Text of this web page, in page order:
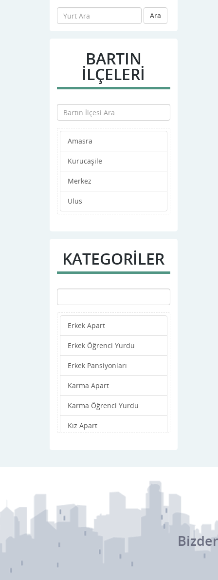
Ara
BARTIN
İLÇELERİ
Amasra
Kurucaşile
Merkez
Ulus
KATEGORİLER
Erkek Apart
Erkek Öğrenci Yurdu
Erkek Pansiyonları
Karma Apart
Karma Öğrenci Yurdu
Kız Apart